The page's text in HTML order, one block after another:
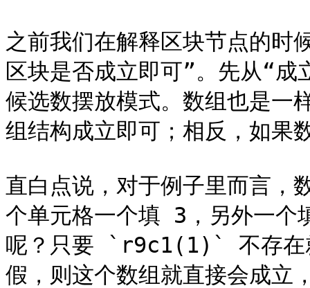
之前我们在解释区块节点的时
区块是否成立即可”。先从“
候选数摆放模式。数组也是一
组结构成立即可；相反，如果
直白点说，对于例子里而言
个单元格一个填 3，另外一个
呢？只要 `r9c1(1)` 不存
假，则这个数组就直接会成立